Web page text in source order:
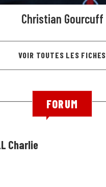
Christian Gourcuff
VOIR TOUTES LES FICHES
FORUM
Charlie